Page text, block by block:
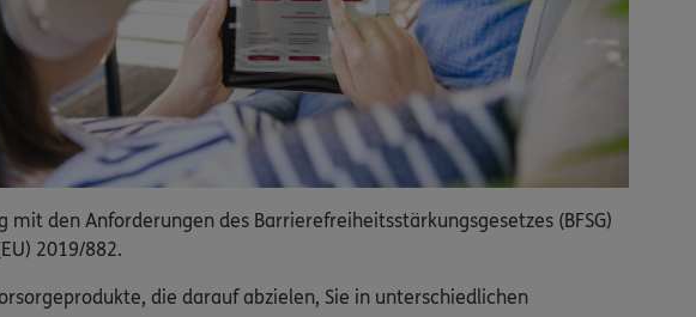
den Anforderungen des Barrierefreiheitsstärkungsgesetzes (BFSG)
2019/882.
die darauf abzielen, Sie in unterschiedlichen